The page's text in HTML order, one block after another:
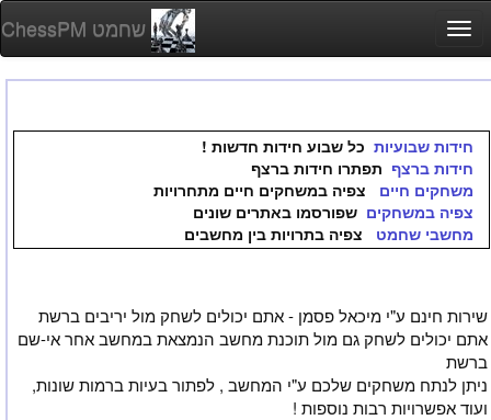
חידות שבועיותכל שבוע חידות חדשות !
חידות ברצף תפתרו חידות ברצף
משחקים חיים
צפיה במשחקים חיים מתחרויות
צפיה במשחקים שפורסמו באתרים שונים
מחשבי שחמט
צפיה בתרויות בין מחשבים
שירות חינם ע"י מיכאל פסמן - אתם יכולים לשחק מול יריבים ברשת
אתם יכולים לשחק גם מול תוכנת מחשב הנמצאת במחשב אחר אי-שם
ברשת
ניתן לנתח משחקים שלכם ע"י המחשב , לפתור בעיות ברמות שונות,
ועוד אפשרויות רבות נוספות !